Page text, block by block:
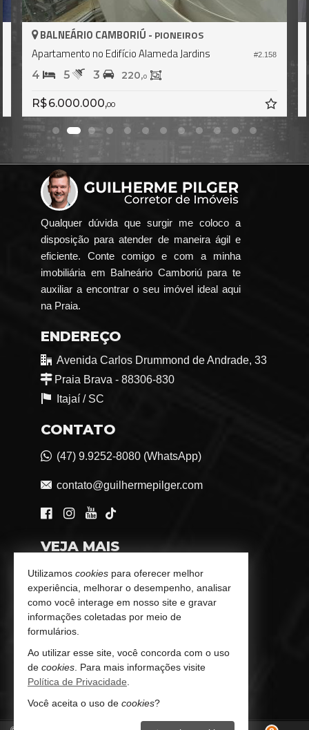
#2.158
CAMBORIÚ -PIONEIROS
no Edifício Alameda Jardins
220,0
00
Apartamento
Consulte-
Qualquer dúvida que surgir me coloco a
disposição para atender de maneira ágil e
eficiente. Conte comigo e com a minha
imobiliária em Balneário Camboriú para te
auxiliar a encontrar o seu imóvel ideal aqui
na Praia.
ENDEREÇO
Avenida Carlos Drummond de Andrade, 33
Praia Brava - 88306-830
Itajaí / SC
CONTATO
(47) 9.9252-8080 (WhatsApp)
contato@guilhermepilger.com
VEJA MAIS
Consultoria Imobiliária Personalizada
trabalhe conosco
Indicadores Financeiros
Imóveis Favoritos
Mapa de Imóveis
Utilizamos cookies para oferecer melhor
experiência, melhorar o desempenho, analisar
como você interage em nosso site e gravar
informações coletadas por meio de
formulários.
Ao utilizar esse site, você concorda com o uso
de cookies . Para mais informações visite
Política de Privacidade
Você aceita o uso de cookies?